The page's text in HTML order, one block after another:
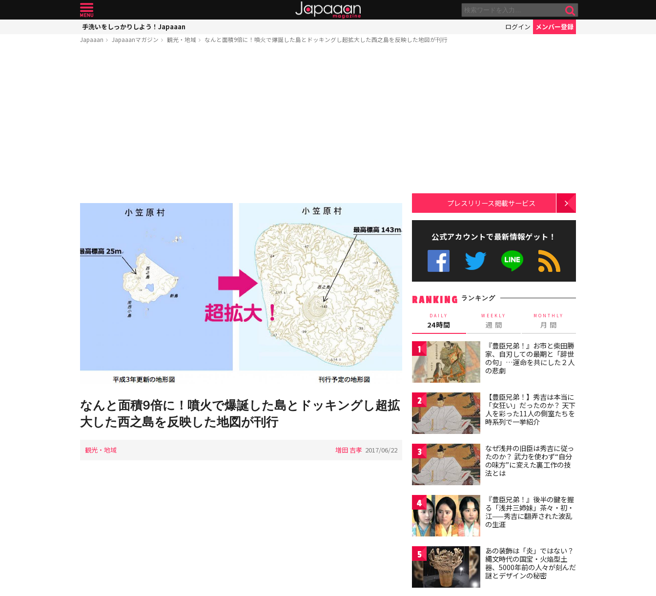
手洗いをしっかりしよう！Japaaan ログイン メンバー登録
Japaaan Japaaanマガジン 観光・地域 なんと面積9倍に！噴火で爆誕した島とドッキングし超拡大した西之島を反映した地図が刊行
なんと面積9倍に！噴火で爆誕した島とドッキングし超拡
大した西之島を反映した地図が刊行
観光・地域 増田 吉孝 2017/06/22
プレスリリース掲載サービス
公式アカウントで最新情報ゲット！
RANKING ランキング
DAILY
24時間
WEEKLY
週 間
MONTHLY
月 間
1
『豊臣兄弟！』お市と柴田勝
家、自刃しての最期と「辞世
の句」…運命を共にした２人
の悲劇
2
【豊臣兄弟！】秀吉は本当に
「女狂い」だったのか？ 天下
人を彩った11人の側室たちを
時系列で一挙紹介
3
なぜ浅井の旧臣は秀吉に従っ
たのか？ 武力を使わず“自分
の味方”に変えた裏工作の技
法とは
4
『豊臣兄弟！』後半の鍵を握
る「浅井三姉妹」茶々・初・
江——秀吉に翻弄された波乱
の生涯
5
あの装飾は「炎」ではない？
縄文時代の国宝・火焔型土
器、5000年前の人々が刻んだ
謎とデザインの秘密